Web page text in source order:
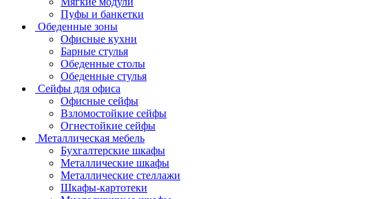
Пуфы и банкетки
Обеденные зоны
Офисные кухни
Барные стулья
Обеденные столы
Обеденные стулья
Сейфы для офиса
Офисные сейфы
Взломостойкие сейфы
Огнестойкие сейфы
Металлическая мебель
Бухгалтерские шкафы
Металлические шкафы
Металлические стеллажи
Шкафы-картотеки